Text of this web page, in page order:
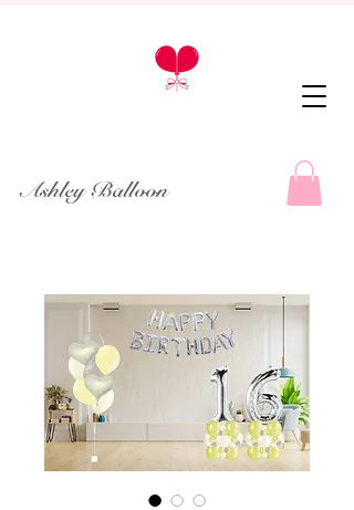
Ashley Balloon